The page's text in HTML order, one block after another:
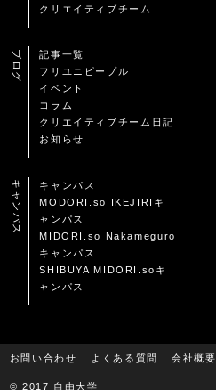
クリエイティブチーム
ブログ
記事一覧
フリユニピープル
イベント
コラム
クリエイティブチーム日記
お知らせ
キャンパス
キャンパス
MODORI.so IKEJIRIキ
ャンパス
MIDORI.so Nakameguro
キャンパス
SHIBUYA MIDORI.soキ
ャンパス
お問い合わせ よくある質問 会社概要
© 2017 自由大学